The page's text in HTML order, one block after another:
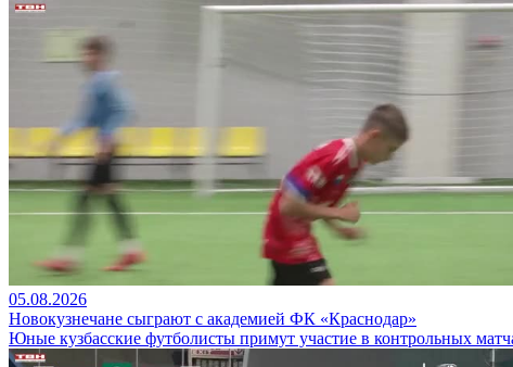
05.08.2026
Новокузнечане сыграют с академией ФК «Краснодар»
Юные кузбасские футболисты примут участие в контрольных